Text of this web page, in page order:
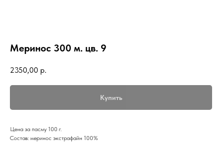
Меринос 300 м. цв. 9
2350,00 р.
Купить
Цена за пасму 100 г.
Состав: меринос экстрафайн 100%